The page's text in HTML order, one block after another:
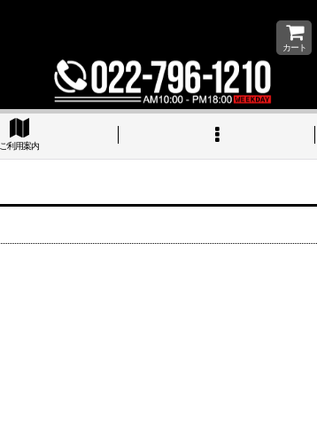
カート
ご利用案内